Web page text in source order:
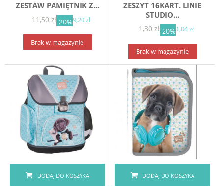
ZESTAW PAMIĘTNIK Z...
11,50 zł-20%9,20 zł
Brak w magazynie
ZESZYT 16KART. LINIE
STUDIO...
1,30 zł-20%1,04 zł
Brak w magazynie
DODAJ DO KOSZYKA DODAJ DO KOSZYKA